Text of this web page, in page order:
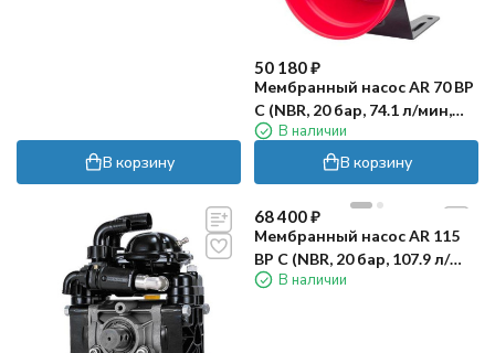
В корзину
50 180₽
Мембранный насос AR 70 BP
C (NBR, 20 бар, 74.1 л/мин,
ВОМ 1"⅜)
В наличии
В корзину
68 400₽
Мембранный насос AR 115
BP C (NBR, 20 бар, 107.9 л/
мин, ВОМ 1"⅜)
В наличии